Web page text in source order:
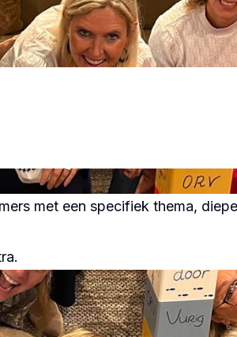
met een specifiek thema,